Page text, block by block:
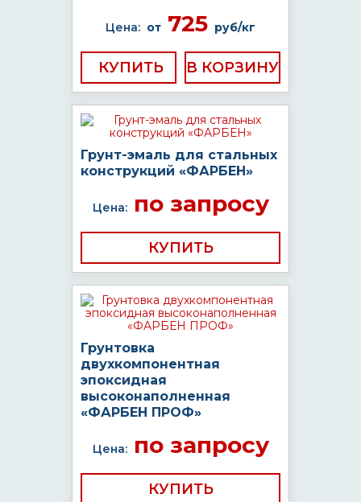
Цена: от 725 руб/кг
КУПИТЬ
Грунт-эмаль для стальных
конструкций «ФАРБЕН»
Цена:по запросу
КУПИТЬ
Грунтовка
двухкомпонентная
эпоксидная
высоконаполненная
«ФАРБЕН ПРОФ»
Цена:по запросу
КУПИТЬ